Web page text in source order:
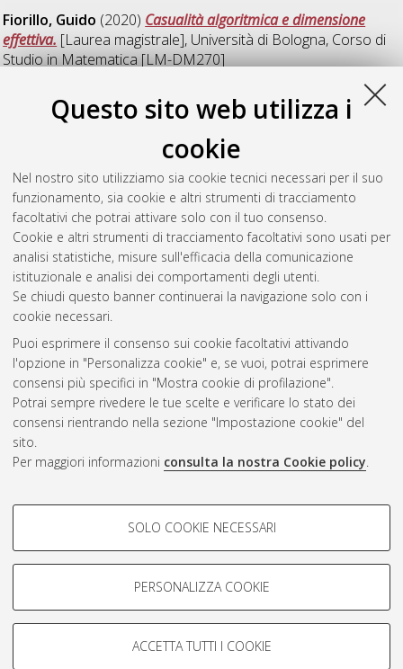
Questo sito web utilizza i
cookie
Nel nostro sito utilizziamo sia cookie tecnici necessari per il suo
funzionamento, sia cookie e altri strumenti di tracciamento
facoltativi che potrai attivare solo con il tuo consenso.
Cookie e altri strumenti di tracciamento facoltativi sono usati per
analisi statistiche, misure sull'efficacia della comunicazione
istituzionale e analisi dei comportamenti degli utenti.
Se chiudi questo banner continuerai la navigazione solo con i
cookie necessari.
Puoi esprimere il consenso sui cookie facoltativi attivando
l'opzione in "Personalizza cookie" e, se vuoi, potrai esprimere
consensi più specifici in "Mostra cookie di profilazione".
Potrai sempre rivedere le tue scelte e verificare lo stato dei
consensi rientrando nella sezione "Impostazione cookie" del
sito.
Per maggiori informazioni consulta la nostra Cookie policy.
COOKIE DI PROFILAZIONE -
Si tratta di cookie utilizzati per analizzare le caratteristiche della
navigazione degli utenti, creare profili in base al loro comportamento
Mostra cookie di profilazione
SOLO COOKIE NECESSARI
PERSONALIZZA COOKIE
ACCETTA TUTTI I COOKIE
Fiorillo, Guido (2020) Casualità algoritmica e dimensione
effettiva. [Laurea magistrale], Università di Bologna, Corso di
Studio inMatematica [LM-DM270]
Studio dei codici, trasmissione e
correzione efficiente di un messaggio.[Laurea magistrale],
Ruaro, Lorenzo(2020)Population dynamics of Ctenosaura
bakeri.[Laurea magistrale], Università di Bologna, Corso di
Studio inMatematica [LM-DM270]
Questa lista e' stata generata ilSun Aug 9 08:11:22 2026
CEST
Atom
Rss 1.0
Rss 2.0
AMS Laurea
Impostazioni Cookie
Informativa sulla privacy
Condizioni d’uso del sito